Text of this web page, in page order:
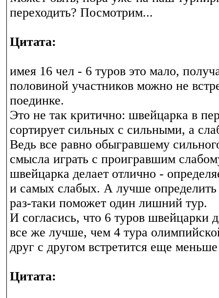
переходить? Посмотрим...
Цитата:
имея 16 чел - 6 туров это мало,
половиной участников можно не
поединке.
Это не так критично: швейцарка в
сортирует сильных с сильными, а
Ведь все равно обыгравшему
смысла играть с проигравшим
швейцарка делает отлично -
и самых слабых. А лучше определить
раз-таки поможет один лишний тур.
И согласись, что 6 туров швейцарки
все же лучше, чем 4 тура
друг с другом встретится еще
Цитата: